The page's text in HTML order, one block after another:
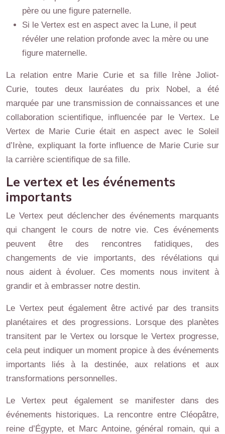
père ou une figure paternelle.
Si le Vertex est en aspect avec la Lune, il peut
révéler une relation profonde avec la mère ou une
figure maternelle.
La relation entre Marie Curie et sa fille Irène Joliot-
Curie, toutes deux lauréates du prix Nobel, a été
marquée par une transmission de connaissances et une
collaboration scientifique, influencée par le Vertex. Le
Vertex de Marie Curie était en aspect avec le Soleil
d’Irène, expliquant la forte influence de Marie Curie sur
la carrière scientifique de sa fille.
Le vertex et les événements
importants
Le Vertex peut déclencher des événements marquants
qui changent le cours de notre vie. Ces événements
peuvent être des rencontres fatidiques, des
changements de vie importants, des révélations qui
nous aident à évoluer. Ces moments nous invitent à
grandir et à embrasser notre destin.
Le Vertex peut également être activé par des transits
planétaires et des progressions. Lorsque des planètes
transitent par le Vertex ou lorsque le Vertex progresse,
cela peut indiquer un moment propice à des événements
importants liés à la destinée, aux relations et aux
transformations personnelles.
Le Vertex peut également se manifester dans des
événements historiques. La rencontre entre Cléopâtre,
reine d’Égypte, et Marc Antoine, général romain, qui a